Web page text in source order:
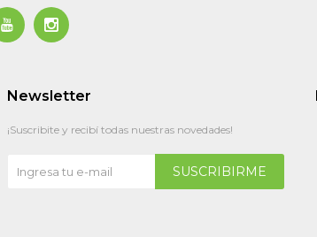
 
Newsletter
¡Suscribite y recibí todas nuestras novedades!
SUSCRIBIRME